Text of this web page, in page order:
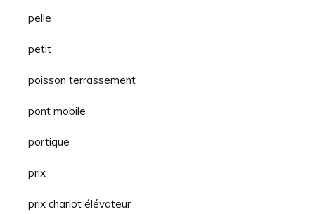
pelle
petit
poisson terrassement
pont mobile
portique
prix
prix chariot élévateur